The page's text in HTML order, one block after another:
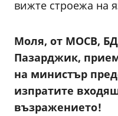
вижте строежа на
Моля, от МОСВ,
Пазарджик,
на министър
изпратите
възражението!